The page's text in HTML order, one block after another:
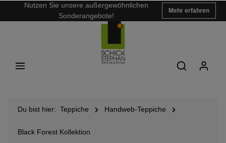
Nutzen Sie unsere außergewöhnlichen
Sonderangebote!
Mehr erfahren
Du bist hier: Teppiche Handweb-Teppiche
Black Forest Kollektion